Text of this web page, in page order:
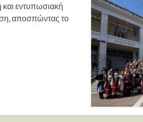
εντυπωσιακή
αποσπώντας το